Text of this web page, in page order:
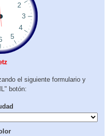
el siguiente formulario y
botón: